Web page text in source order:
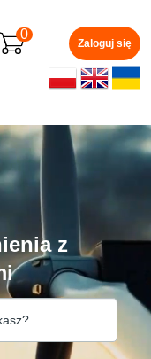
0
Zaloguj się
z